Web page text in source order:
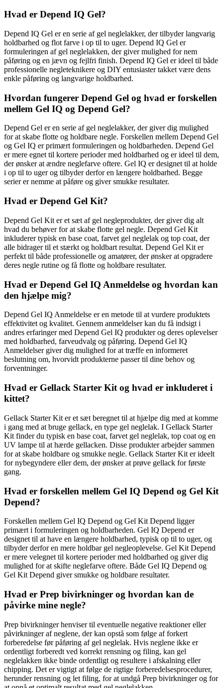
Hvad er Depend IQ Gel?
Depend IQ Gel er en serie af gel neglelakker, der tilbyder langvarig
holdbarhed og flot farve i op til to uger. Depend IQ Gel er
formuleringen af gel neglelakken, der giver mulighed for nem
påføring og en jævn og fejlfri finish. Depend IQ Gel er ideel til både
professionelle negleteknikere og DIY entusiaster takket være dens
enkle påføring og langvarige holdbarhed.
Hvordan fungerer Depend Gel og hvad er forskellen
mellem Gel IQ og Depend Gel?
Depend Gel er en serie af gel neglelakker, der giver dig mulighed
for at skabe flotte og holdbare negle. Forskellen mellem Depend Gel
og Gel IQ er primært formuleringen og holdbarheden. Depend Gel
er mere egnet til kortere perioder med holdbarhed og er ideel til dem,
der ønsker at ændre neglefarve oftere. Gel IQ er designet til at holde
i op til to uger og tilbyder derfor en længere holdbarhed. Begge
serier er nemme at påføre og giver smukke resultater.
Hvad er Depend Gel Kit?
Depend Gel Kit er et sæt af gel negleprodukter, der giver dig alt
hvad du behøver for at skabe flotte gel negle. Depend Gel Kit
inkluderer typisk en base coat, farvet gel neglelak og top coat, der
alle bidrager til et stærkt og holdbart resultat. Depend Gel Kit er
perfekt til både professionelle og amatører, der ønsker at opgradere
deres negle rutine og få flotte og holdbare resultater.
Hvad er Depend Gel IQ Anmeldelse og hvordan kan
den hjælpe mig?
Depend Gel IQ Anmeldelse er en metode til at vurdere produktets
effektivitet og kvalitet. Gennem anmeldelser kan du få indsigt i
andres erfaringer med Depend Gel IQ produkter og deres oplevelser
med holdbarhed, farveudvalg og påføring. Depend Gel IQ
Anmeldelser giver dig mulighed for at træffe en informeret
beslutning om, hvorvidt produkterne passer til dine behov og
forventninger.
Hvad er Gellack Starter Kit og hvad er inkluderet i
kittet?
Gellack Starter Kit er et sæt beregnet til at hjælpe dig med at komme
i gang med at bruge gellack, en type gel neglelak. I Gellack Starter
Kit finder du typisk en base coat, farvet gel neglelak, top coat og en
UV lampe til at hærde gellacken. Disse produkter arbejder sammen
for at skabe holdbare og smukke negle. Gellack Starter Kit er ideelt
for nybegyndere eller dem, der ønsker at prøve gellack for første
gang.
Hvad er forskellen mellem Gel IQ Depend og Gel Kit
Depend?
Forskellen mellem Gel IQ Depend og Gel Kit Depend ligger
primært i formuleringen og holdbarheden. Gel IQ Depend er
designet til at have en længere holdbarhed, typisk op til to uger, og
tilbyder derfor en mere holdbar gel negleoplevelse. Gel Kit Depend
er mere velegnet til kortere perioder med holdbarhed og giver dig
mulighed for at skifte neglefarve oftere. Både Gel IQ Depend og
Gel Kit Depend giver smukke og holdbare resultater.
Hvad er Prep bivirkninger og hvordan kan de
påvirke mine negle?
Prep bivirkninger henviser til eventuelle negative reaktioner eller
påvirkninger af neglene, der kan opstå som følge af forkert
forberedelse før påføring af gel neglelak. Hvis neglene ikke er
ordentligt forberedt ved korrekt rensning og filing, kan gel
neglelakken ikke binde ordentligt og resultere i afskalning eller
chipping. Det er vigtigt at følge de rigtige forberedelsesprocedurer,
herunder rensning og let filing, for at undgå Prep bivirkninger og for